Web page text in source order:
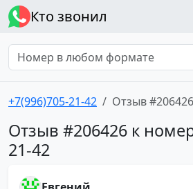
Кто звонил
+7(996)705-21-42 Отзыв #206426
Отзыв #206426 к
21-42